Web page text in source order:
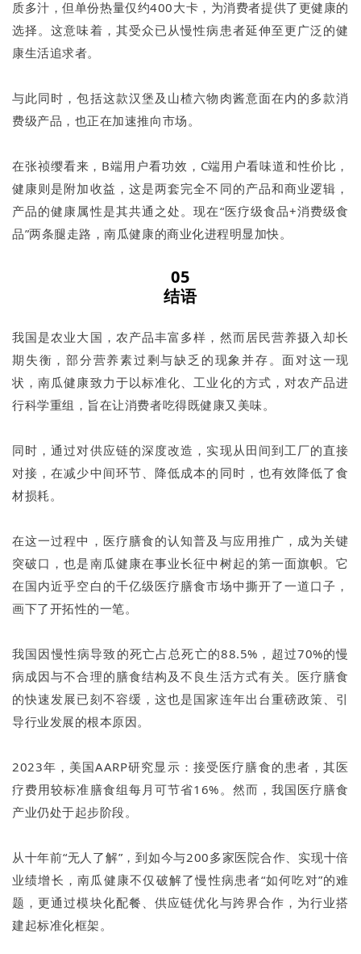
质多汁，但单份热量仅约400大卡，为消费者提供了更健康的
选择。这意味着，其受众已从慢性病患者延伸至更广泛的健
康生活追求者。
与此同时，包括这款汉堡及山楂六物肉酱意面在内的多款消
费级产品，也正在加速推向市场。
在张祯缨看来，B端用户看功效，C端用户看味道和性价比，
健康则是附加收益，这是两套完全不同的产品和商业逻辑，
产品的健康属性是其共通之处。现在“医疗级食品+消费级食
品”两条腿走路，南瓜健康的商业化进程明显加快。
05
结语
我国是农业大国，农产品丰富多样，然而居民营养摄入却长
期失衡，部分营养素过剩与缺乏的现象并存。面对这一现
状，南瓜健康致力于以标准化、工业化的方式，对农产品进
行科学重组，旨在让消费者吃得既健康又美味。
同时，通过对供应链的深度改造，实现从田间到工厂的直接
对接，在减少中间环节、降低成本的同时，也有效降低了食
材损耗。
在这一过程中，医疗膳食的认知普及与应用推广，成为关键
突破口，也是南瓜健康在事业长征中树起的第一面旗帜。它
在国内近乎空白的千亿级医疗膳食市场中撕开了一道口子，
画下了开拓性的一笔。
我国因慢性病导致的死亡占总死亡的88.5%，超过70%的慢
病成因与不合理的膳食结构及不良生活方式有关。医疗膳食
的快速发展已刻不容缓，这也是国家连年出台重磅政策、引
导行业发展的根本原因。
2023年，美国AARP研究显示：接受医疗膳食的患者，其医
疗费用较标准膳食组每月可节省16%。然而，我国医疗膳食
产业仍处于起步阶段。
从十年前“无人了解”，到如今与200多家医院合作、实现十倍
业绩增长，南瓜健康不仅破解了慢性病患者“如何吃对”的难
题，更通过模块化配餐、供应链优化与跨界合作，为行业搭
建起标准化框架。